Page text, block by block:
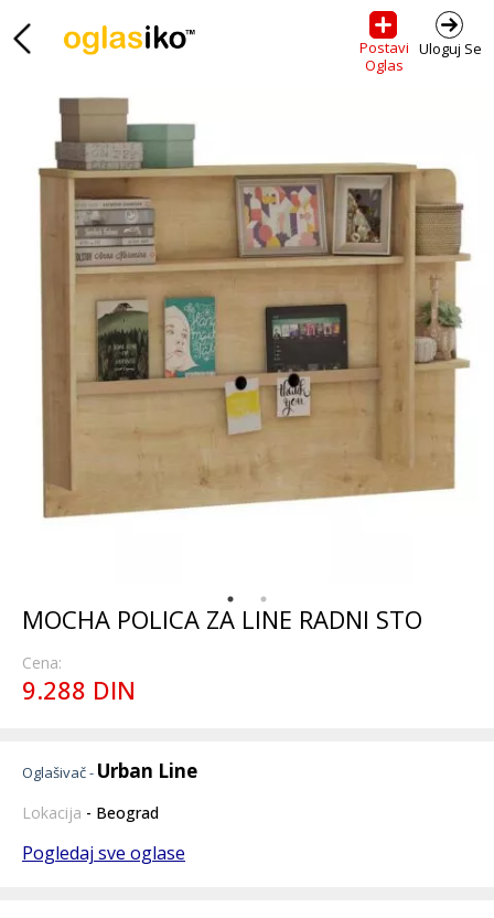
Postavi
Oglas
Uloguj Se
MOCHA POLICA ZA LINE RADNI STO
Cena:
9.288 DIN
Oglašivač - Urban Line
Lokacija - Beograd
Pogledaj sve oglase